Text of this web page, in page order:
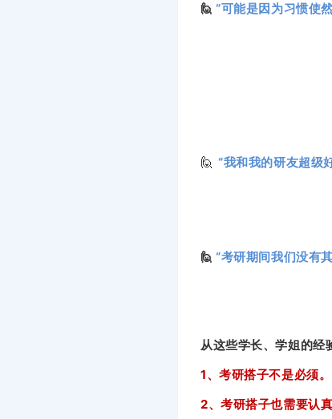
🙋“可能是因为习惯使
🙋“我和我的研友超级
🙋“考研期间我们没有
从这些学长、学姐的经
1、考研搭子不是必须。
2、考研搭子也需要认